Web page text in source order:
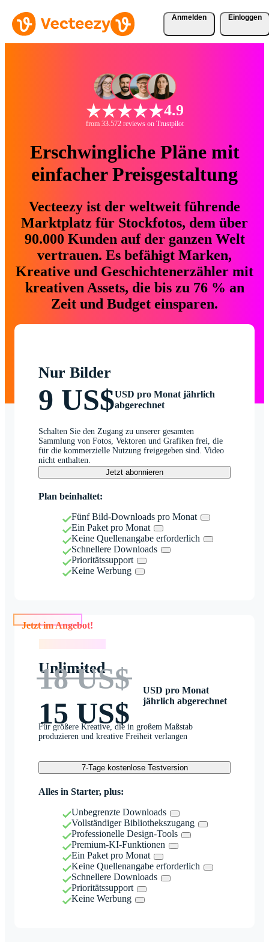
Anmelden Einloggen
4.9
from 33.572 reviews on Trustpilot
Erschwingliche Pläne mit
einfacher Preisgestaltung
Vecteezy ist der weltweit führende
Marktplatz für Stockfotos, dem über
90.000 Kunden auf der ganzen Welt
vertrauen. Es befähigt Marken,
Kreative und Geschichtenerzähler mit
kreativen Assets, die bis zu 76 % an
Zeit und Budget einsparen.
Nur Bilder
9 US$USD pro Monat jährlich
abgerechnet
Schalten Sie den Zugang zu unserer gesamten
Sammlung von Fotos, Vektoren und Grafiken frei, die
für die kommerzielle Nutzung freigegeben sind. Video
nicht enthalten.
Jetzt abonnieren
Plan beinhaltet:
Fünf Bild-Downloads pro Monat
Ein Paket pro Monat
Keine Quellenangabe erforderlich
Schnellere Downloads
Prioritätssupport
Keine Werbung
Jetzt im Angebot!
Unlimited
18 US$
15 US$
USD pro Monat
jährlich abgerechnet
Für größere Kreative, die in großem Maßstab
produzieren und kreative Freiheit verlangen
7-Tage kostenlose Testversion
Alles in Starter, plus:
Unbegrenzte Downloads
Vollständiger Bibliothekszugang
Professionelle Design-Tools
Premium-KI-Funktionen
Ein Paket pro Monat
Keine Quellenangabe erforderlich
Schnellere Downloads
Prioritätssupport
Keine Werbung